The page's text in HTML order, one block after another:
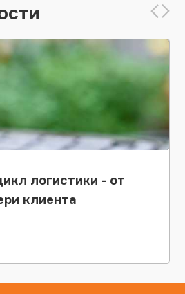
логистики - от
клиента